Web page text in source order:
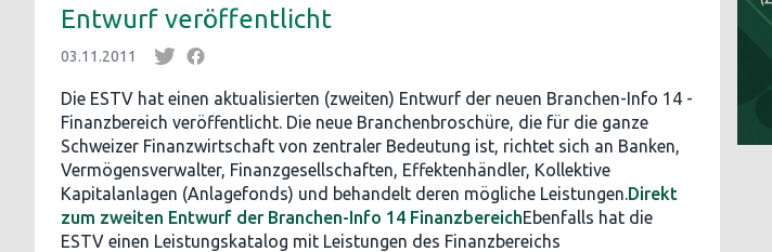
Entwurf veröffentlicht
03.11.2011
Die ESTV hat einen aktualisierten (zweiten) Entwurf der neuen Branchen-Info 14 -
Finanzbereich veröffentlicht. Die neue Branchenbroschüre, die für die ganze
Schweizer Finanzwirtschaft von zentraler Bedeutung ist, richtet sich an Banken,
Vermögensverwalter, Finanzgesellschaften, Effektenhändler, Kollektive
Kapitalanlagen (Anlagefonds) und behandelt deren mögliche Leistungen.Direkt
zum zweiten Entwurf der Branchen-Info 14 FinanzbereichEbenfalls hat die
ESTV einen Leistungskatalog mit Leistungen des Finanzbereichs